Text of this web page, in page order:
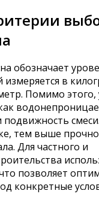
обозначает
в
Помимо этого,
подвижность
тем выше
Для частного и
позволяет
конкретные